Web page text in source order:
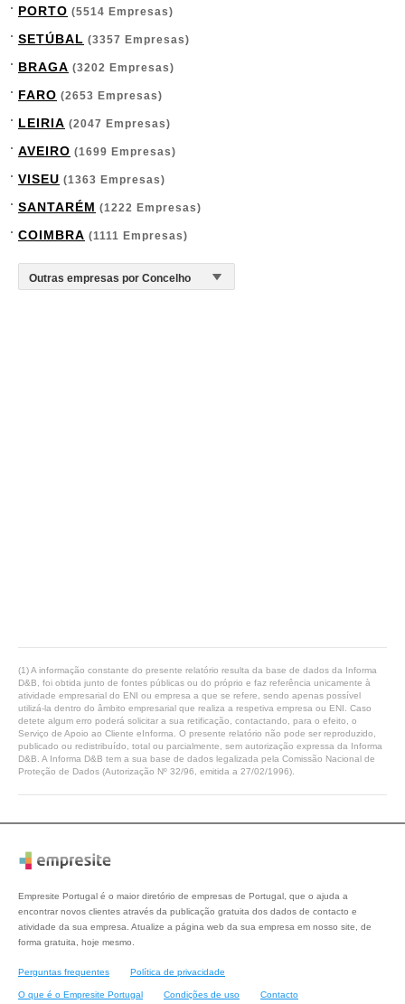
PORTO (5514 Empresas)
SETÚBAL (3357 Empresas)
BRAGA (3202 Empresas)
FARO (2653 Empresas)
LEIRIA (2047 Empresas)
AVEIRO (1699 Empresas)
VISEU (1363 Empresas)
SANTARÉM (1222 Empresas)
COIMBRA (1111 Empresas)
(1) A informação constante do presente relatório resulta da base de dados da Informa
D&B, foi obtida junto de fontes públicas ou do próprio e faz referência unicamente à
atividade empresarial do ENI ou empresa a que se refere, sendo apenas possível
utilizá-la dentro do âmbito empresarial que realiza a respetiva empresa ou ENI. Caso
detete algum erro poderá solicitar a sua retificação, contactando, para o efeito, o
Serviço de Apoio ao Cliente eInforma. O presente relatório não pode ser reproduzido,
publicado ou redistribuído, total ou parcialmente, sem autorização expressa da Informa
D&B. A Informa D&B tem a sua base de dados legalizada pela Comissão Nacional de
Proteção de Dados (Autorização Nº 32/96, emitida a 27/02/1996).
Empresite Portugal é o maior diretório de empresas de Portugal, que o ajuda a
encontrar novos clientes através da publicação gratuita dos dados de contacto e
atividade da sua empresa. Atualize a página web da sua empresa em nosso site, de
forma gratuita, hoje mesmo.
Perguntas frequentes Política de privacidade
O que é o Empresite Portugal Condições de uso Contacto